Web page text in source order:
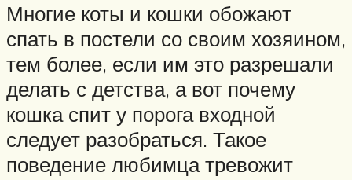
Многие коты и кошки обожают
спать в постели со своим хозяином,
тем более, если им это разрешали
делать с детства, а вот почему
кошка спит у порога входной
следует разобраться. Такое
поведение любимца тревожит